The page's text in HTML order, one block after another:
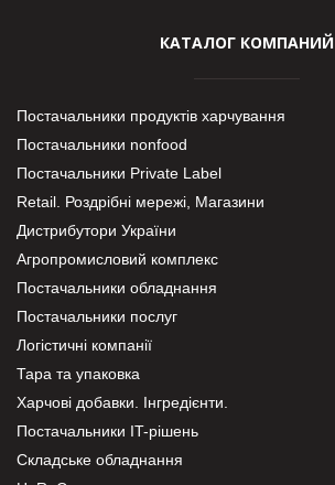
КАТАЛОГ КОМПАНИЙ
Постачальники продуктів харчування
Постачальники nonfood
Постачальники Private Label
Retail. Роздрібні мережі, Магазини
Дистрибутори України
Агропромисловий комплекс
Постачальники обладнання
Постачальники послуг
Логістичні компанії
Тара та упаковка
Харчові добавки. Інгредієнти.
Постачальники IT-рішень
Складське обладнання